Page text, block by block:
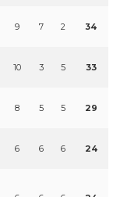
9 7 2 34
10 3 5 33
8 5 5 29
6 6 6 24